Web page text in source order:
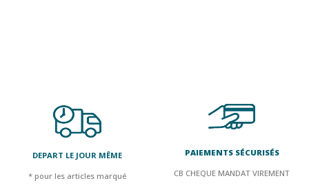
DEPART LE JOUR MÊME
* pour les articles marqué
PAIEMENTS SÉCURISÉS
CB CHEQUE MANDAT VIREMENT